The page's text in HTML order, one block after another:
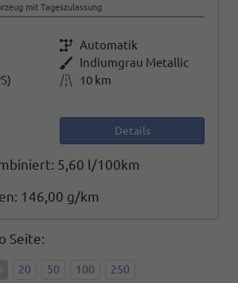
mit Tageszulassung
Getriebe Automatik
Außenfarbe Indiumgrau Metallic
Kilometerstand
10 km
Details
5,60 l/100km
146,00 g/km
Seite:
20 50 100 250